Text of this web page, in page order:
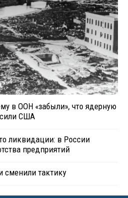
в ООН «забыли», что ядерную
США
ликвидации: в России
предприятий
тактику